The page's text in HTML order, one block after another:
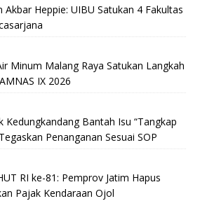
Akbar Heppie: UIBU Satukan 4 Fakultas
Minum Malang Raya Satukan Langkah
IX 2026
Kedungkandang Bantah Isu “Tangkap
Penanganan Sesuai SOP
RI ke-81: Pemprov Jatim Hapus
Pajak Kendaraan Ojol